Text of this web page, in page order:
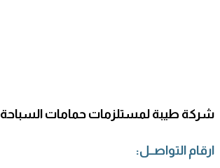
شركة طيبة لمستلزمات حمامات السباحة
ارقام التواصــل: